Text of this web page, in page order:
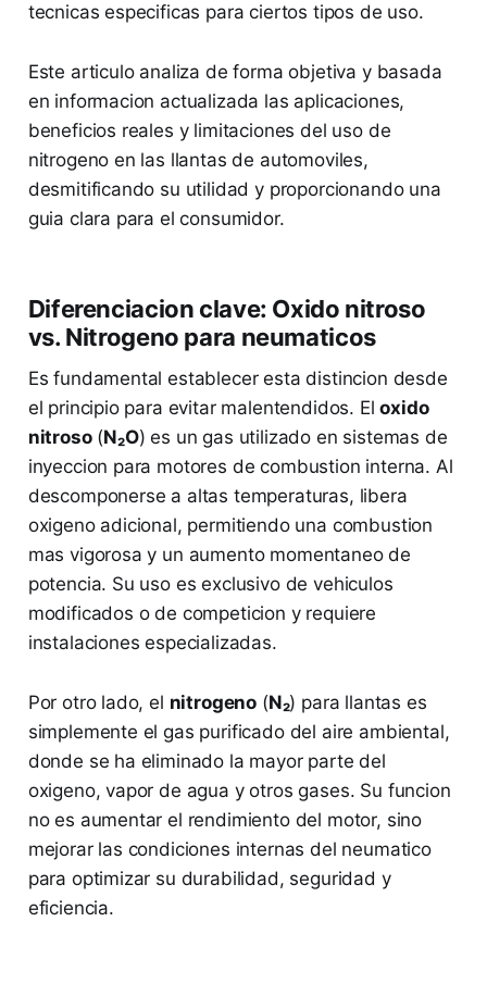
tecnicas especificas para ciertos tipos de uso.
Este articulo analiza de forma objetiva y basada
en informacion actualizada las aplicaciones,
beneficios reales y limitaciones del uso de
nitrogeno en las llantas de automoviles,
desmitificando su utilidad y proporcionando una
guia clara para el consumidor.
Diferenciacion clave: Oxido nitroso
vs. Nitrogeno para neumaticos
Es fundamental establecer esta distincion desde
el principio para evitar malentendidos. Eloxido
nitroso(N₂O) es un gas utilizado en sistemas de
inyeccion para motores de combustion interna. Al
descomponerse a altas temperaturas, libera
oxigeno adicional, permitiendo una combustion
mas vigorosa y un aumento momentaneo de
potencia. Su uso es exclusivo de vehiculos
modificados o de competicion y requiere
instalaciones especializadas.
Por otro lado, el nitrogeno (N₂) para llantas es
simplemente el gas purificado del aire ambiental,
donde se ha eliminado la mayor parte del
oxigeno, vapor de agua y otros gases. Su funcion
no es aumentar el rendimiento del motor, sino
mejorar las condiciones internas del neumatico
para optimizar su durabilidad, seguridad y
eficiencia.